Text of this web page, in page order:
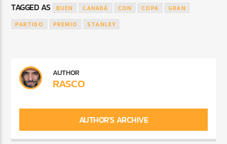
TAGGED AS BUEN CANADÁ CON COPA GRAN
PARTIDO PREMIO STANLEY
AUTHOR
RASCO
AUTHOR'S ARCHIVE